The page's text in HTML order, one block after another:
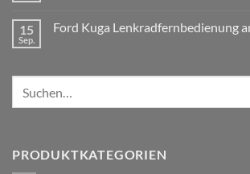
Can
VW
15
Sep.
Ford Kuga Lenkradfernbedienung
Ford
Lenkradfernbedienung
anschließen
PRODUKTKATEGORIEN